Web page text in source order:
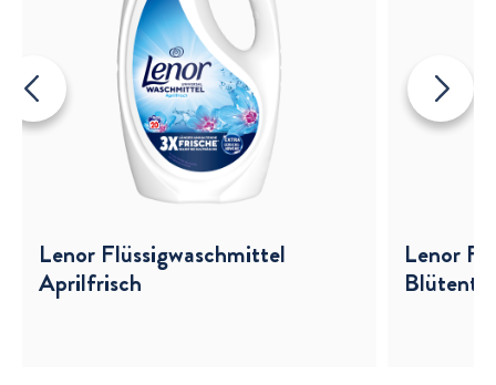
Lenor Flüssigwaschmittel
Aprilfrisch
Lenor